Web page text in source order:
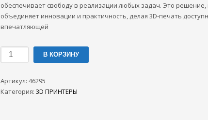
обеспечивает свободу в реализации любых задач. Это решение,
объединяет инновации и практичность, делая 3D-печать
впечатляющей
Количество
товара
принтер
Creality
В КОРЗИНУ
Артикул: 46295
Категория: 3D ПРИНТЕРЫ